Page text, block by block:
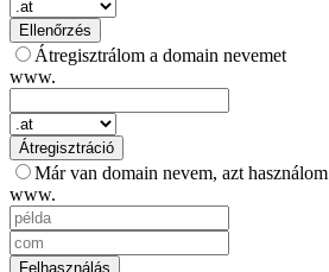
Ellenőrzés
Átregisztrálom a domain nevemet
www.
Átregisztráció
Már van domain nevem, azt használom
www.
Felhasználás